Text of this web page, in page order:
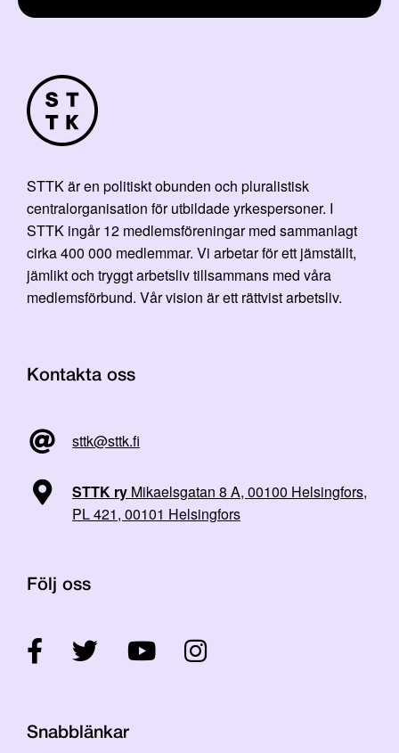
STTK är en politiskt obunden och pluralistisk
centralorganisation för utbildade yrkespersoner. I
STTK ingår 12 medlemsföreningar med sammanlagt
cirka 400 000 medlemmar. Vi arbetar för ett jämställt,
jämlikt och tryggt arbetsliv tillsammans med våra
medlemsförbund. Vår vision är ett rättvist arbetsliv.
Kontakta oss
sttk@sttk.fi
STTK ry Mikaelsgatan 8 A, 00100 Helsingfors,
PL 421, 00101 Helsingfors
Följ oss
Snabblänkar